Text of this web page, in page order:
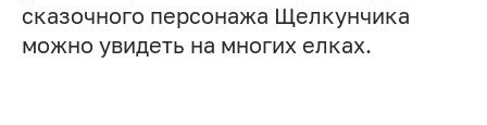
сказочного персонажа Щелкунчика
можно увидеть на многих елках.